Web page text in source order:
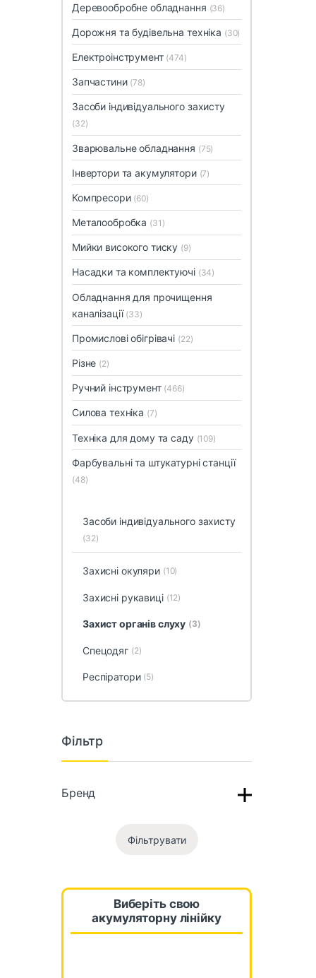
Деревообробне обладнання (36)
Дорожня та будівельна техніка (30)
Електроінструмент (474)
Запчастини (78)
Засоби індивідуального захисту
(32)
Зварювальне обладнання (75)
Інвертори та акумулятори (7)
Компресори (60)
Металообробка (31)
Мийки високого тиску (9)
Насадки та комплектуючі (34)
Обладнання для прочищення
каналізації (33)
Промислові обігрівачі (22)
Різне (2)
Ручний інструмент (466)
Силова техніка (7)
Техніка для дому та саду (109)
Фарбувальні та штукатурні станції
(48)
Засоби індивідуального захисту
(32)
Захисні окуляри (10)
Захисні рукавиці (12)
Захист органів слуху (3)
Спецодяг (2)
Респіратори (5)
Фільтр
Бренд
Фільтрувати
Виберіть свою
акумуляторну лінійку